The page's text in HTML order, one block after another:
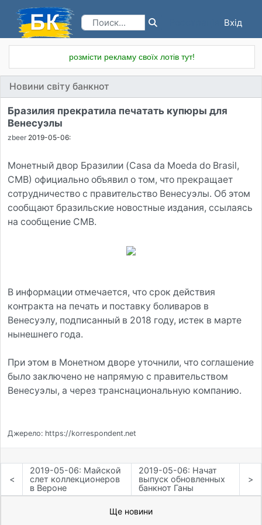
Вхід
розмісти рекламу своїх лотів тут!
Новини світу банкнот
Бразилия прекратила печатать купюры для
Венесуэлы
zbeer 2019-05-06:
Монетный двор Бразилии (Casa da Moeda do Brasil,
СМВ) официально объявил о том, что прекращает
сотрудничество с правительство Венесуэлы. Об этом
сообщают бразильские новостные издания, ссылаясь
на сообщение СМВ.
В информации отмечается, что срок действия
контракта на печать и поставку боливаров в
Венесуэлу, подписанный в 2018 году, истек в марте
нынешнего года.
При этом в Монетном дворе уточнили, что соглашение
было заключено не напрямую с правительством
Венесуэлы, а через транснациональную компанию.
Джерело: https://korrespondent.net
<
2019-05-06: Майской
слет коллекционеров
в Вероне
2019-05-06: Начат
выпуск обновленных
банкнот Ганы
>
Ще новини